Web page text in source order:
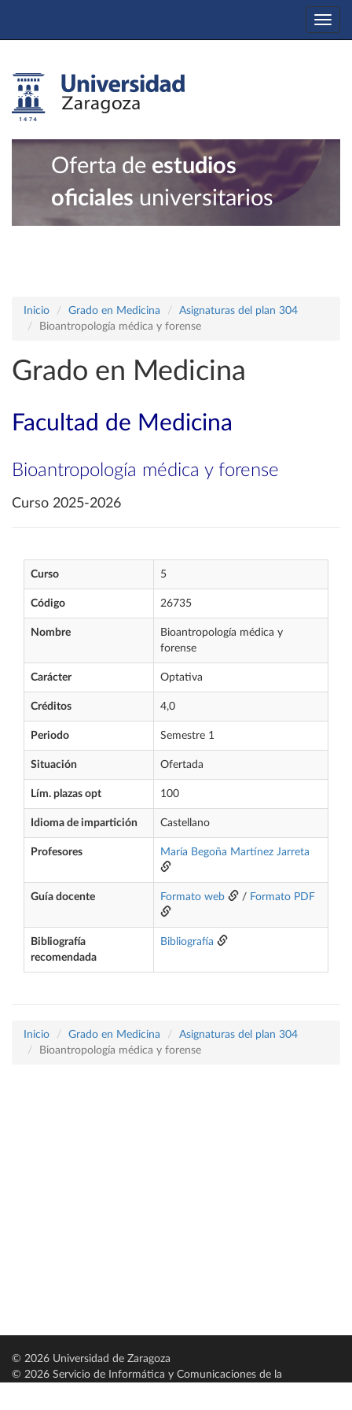
Oferta de estudios
oficiales universitarios
Inicio Grado en Medicina
Asignaturas del plan 304
Bioantropología médica y forense
Grado en Medicina
Facultad de Medicina
Bioantropología médica y forense
Curso 2025-2026
Curso 5
Código 26735
Nombre
Bioantropología médica y
forense
Carácter Optativa
Créditos 4,0
Periodo Semestre 1
Situación Ofertada
Lím. plazas opt 100
Idioma de impartición Castellano
Profesores María Begoña Martínez Jarreta
Guía docente Formato web / Formato PDF
Bibliografía
recomendada
Bibliografía
Inicio Grado en Medicina
Asignaturas del plan 304
Bioantropología médica y forense
© 2026 Universidad de Zaragoza
© 2026 Servicio de Informática y Comunicaciones de la